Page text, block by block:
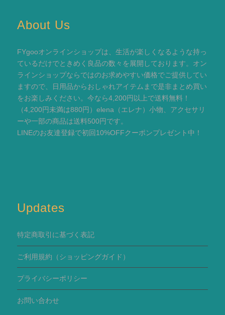
About Us
FYgooオンラインショップは、生活が楽しくなるような持っ
ているだけでときめく良品の数々を展開しております。オン
ラインショップならではのお求めやすい価格でご提供してい
ますので、日用品からおしゃれアイテムまで是非まとめ買い
をお楽しみください。今なら4,200円以上で送料無料！
（4,200円未満は880円）elena（エレナ）小物、アクセサリ
ーや一部の商品は送料500円です。
LINEのお友達登録で初回10%OFFクーポンプレゼント中！
Updates
特定商取引に基づく表記
ご利用規約 （ショッピングガイド）
プライバシーポリシー
お問い合わせ